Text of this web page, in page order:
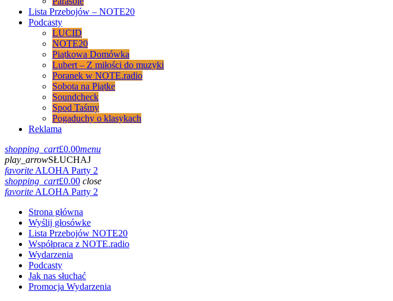
Lista Przebojów – NOTE20
Podcasty
LUCID
NOTE20
Piątkowa Domówka
Lubert – Z miłości do muzyki
Poranek w NOTE.radio
Sobota na Piątke
Soundcheck
Spod Taśmy
Pogaduchy o klasykach
Reklama
shopping_cart£0.00menu
play_arrowSŁUCHAJ
favoriteALOHA Party 2
shopping_cart£0.00 close
favoriteALOHA Party 2
Strona główna
Wyślij głosówke
Lista Przebojów NOTE20
Współpraca z NOTE.radio
Wydarzenia
Podcasty
Jak nas słuchać
Promocja Wydarzenia